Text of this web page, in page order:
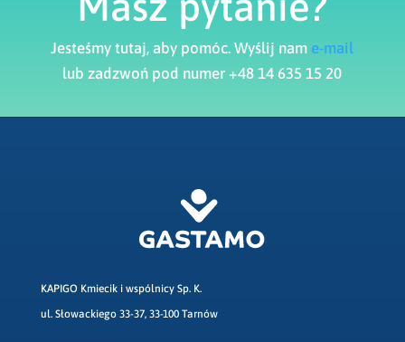
Jesteśmy tutaj, aby pomóc. Wyślij nam e-mail
lub zadzwoń pod numer +48 14 635 15 20
KAPIGO Kmiecik i wspólnicy Sp. K.
ul. Słowackiego 33-37, 33-100 Tarnów